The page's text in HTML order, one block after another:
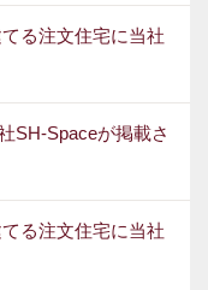
る注文住宅に当社
SH-Spaceが掲載さ
る注文住宅に当社